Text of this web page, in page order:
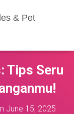
& Pet
Tips Seru
June 15, 2025